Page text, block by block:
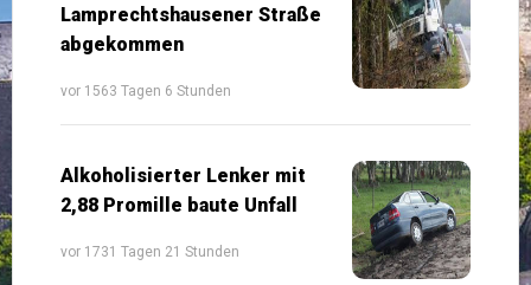
Lamprechtshausener Straße
abgekommen
vor 1563 Tagen 6 Stunden
Alkoholisierter Lenker mit
2,88 Promille baute Unfall
vor 1731 Tagen 21 Stunden